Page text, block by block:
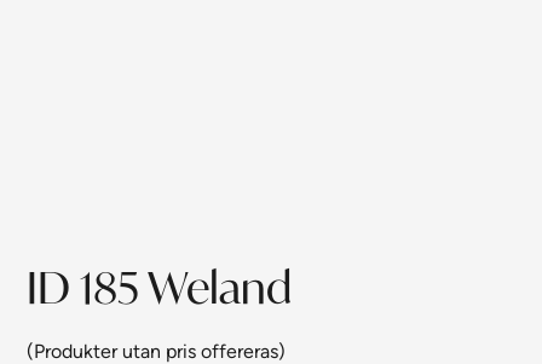
ID 185 Weland
(Produkter utan pris offereras)